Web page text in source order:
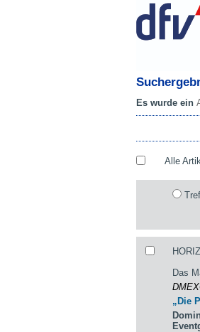
Es wurde ein
Alle
Das
„Die